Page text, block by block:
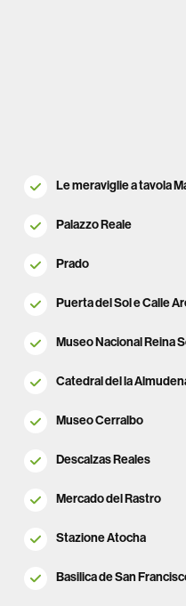
Le meraviglie a tavola
Palazzo Reale
Prado
Puerta del Sol e Calle
Museo Nacional Reina
Catedral del la
Museo Cerralbo
Descalzas Reales
Mercado del Rastro
Stazione Atocha
Basilica de San